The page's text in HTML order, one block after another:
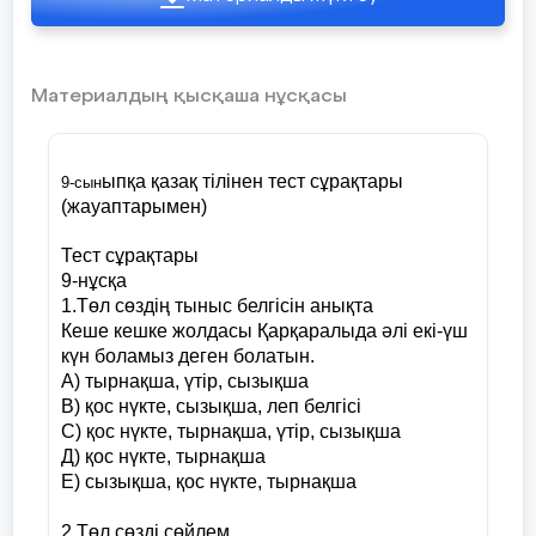
Д) толымды
7.Мемлекеттік тудағы қыран
құс ненің белгісі?
А) бейбітшіліктің
Б) тазалықтың
С)адалдықтың
Д) бостандықтың
Е) тыныштықтың
чемпионы кім?
Материалдың қысқаша нұсқасы
9-сыныпқа қазақ тілінен тест сұрақтары
(жауаптарымен)
Тест сұрақтары
9-нұсқа
1.Төл сөздің тыныс белгісін анықта
Кеше кешке жолдасы Қарқаралыда әлі екі-үш
күн боламыз деген болатын.
А) тырнақша, үтір, сызықша
В) қос нүкте, сызықша, леп белгісі
С) қос нүкте, тырнақша, үтір, сызықша
Д) қос нүкте, тырнақша
Е) сызықша, қос нүкте, тырнақша
2.Төл сөзді сөйлем